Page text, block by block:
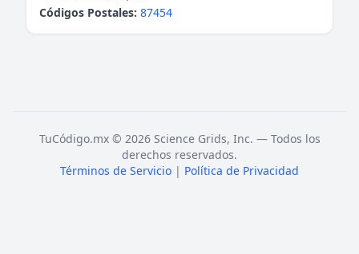
Códigos Postales: 87454
TuCódigo.mx © 2026 Science Grids, Inc. — Todos los
derechos reservados.
Términos de Servicio | Política de Privacidad